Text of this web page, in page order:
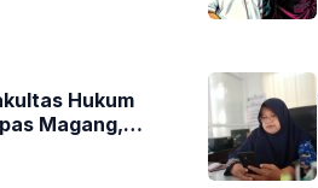
Hukum
Magang,
Pesan